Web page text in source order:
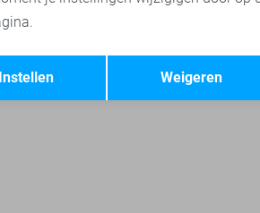
Terug
Weigeren